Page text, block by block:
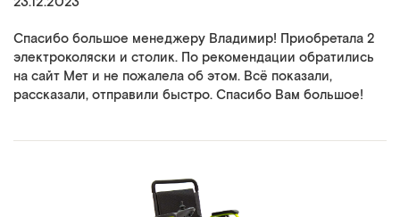
Спасибо большое менеджеру Владимир! Приобретала 2
электроколяски и столик. По рекомендации обратились
на сайт Мет и не пожалела об этом. Всё показали,
рассказали, отправили быстро. Спасибо Вам большое!